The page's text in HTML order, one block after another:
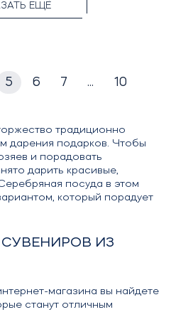
ЕЩЁ
5 6 7 ... 10
традиционно
дарения подарков. Чтобы
и порадовать
дарить красивые,
посуда в этом
который порадует
ИЗ
магазина вы найдете
станут отличным